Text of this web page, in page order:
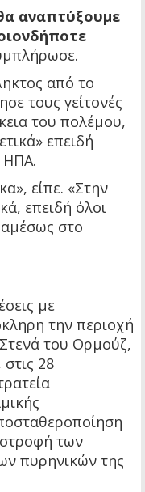
αναπτύξουμε
από το
τους γείτονές
του πολέμου,
επειδή
ΗΠΑ.
είπε. «Στην
επειδή όλοι
στο
με
την περιοχή
του Ορμούζ,
28
των
πυρηνικών της